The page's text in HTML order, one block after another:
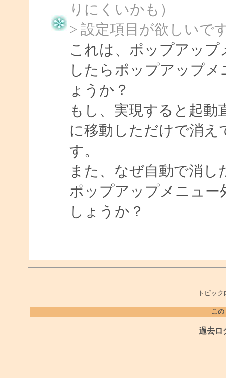
りにくいかも）
> 設定項目が欲しいで
これは、ポップアッ
したらポップアップ
ょうか？
もし、実現すると起
に移動しただけで消
す。
また、なぜ自動で消
ポップアップメニュ
しょうか？
トピッ
こ
過去ロ